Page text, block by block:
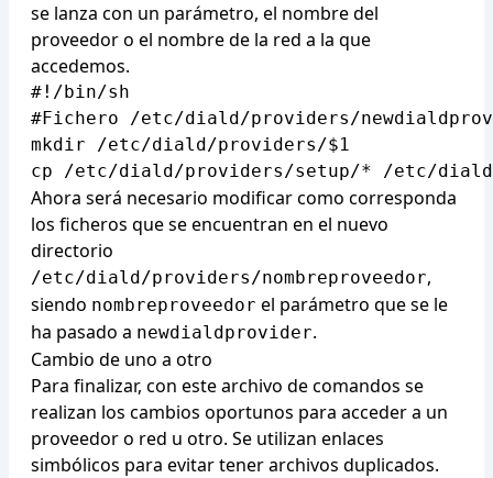
se lanza con un parámetro, el nombre del
proveedor o el nombre de la red a la que
accedemos.
#!/bin/sh
#Fichero /etc/diald/providers/
mkdir /etc/diald/providers/$1
Ahora será necesario modificar como corresponda
los ficheros que se encuentran en el nuevo
directorio
/etc/diald/providers/nombreproveedor,
siendo nombreproveedor el parámetro que se le
ha pasado a newdialdprovider.
Cambio de uno a otro
Para finalizar, con este archivo de comandos se
realizan los cambios oportunos para acceder a un
proveedor o red u otro. Se utilizan enlaces
simbólicos para evitar tener archivos duplicados.